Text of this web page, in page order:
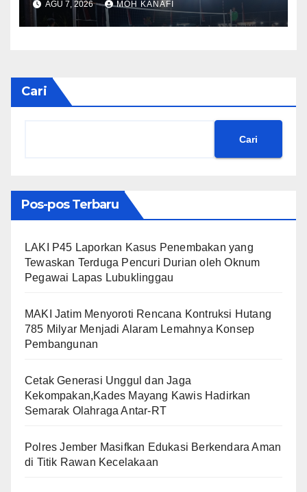
Semarak Olahraga Antar-RT
AGU 7, 2026 MOH KANAFI
Cari
Cari
Pos-pos Terbaru
LAKI P45 Laporkan Kasus Penembakan yang
Tewaskan Terduga Pencuri Durian oleh Oknum
Pegawai Lapas Lubuklinggau
MAKI Jatim Menyoroti Rencana Kontruksi Hutang
785 Milyar Menjadi Alaram Lemahnya Konsep
Pembangunan
Cetak Generasi Unggul dan Jaga
Kekompakan,Kades Mayang Kawis Hadirkan
Semarak Olahraga Antar-RT
Polres Jember Masifkan Edukasi Berkendara Aman
di Titik Rawan Kecelakaan